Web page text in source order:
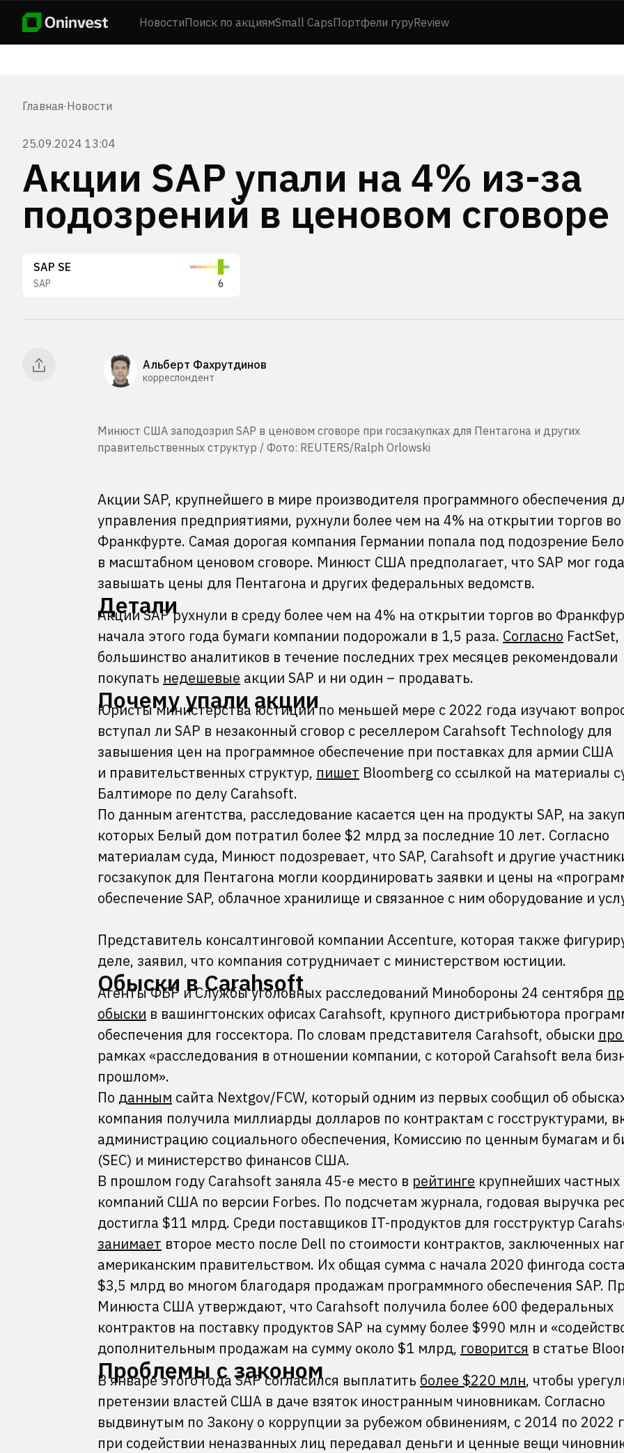
НовостиПоиск по акциямSmall CapsПортфели гуруReview
Главная·Новости
25.09.2024 13:04
Акции SAP упали на 4% из-за
подозрений в ценовом сговоре
SAP SE
SAP 6
Альберт Фахрутдинов
корреспондент
Минюст США заподозрил SAP в ценовом сговоре при госзакупках для Пентагона и других
правительственных структур / Фото: REUTERS/Ralph Orlowski
Акции SAP, крупнейшего в мире производителя программного обеспечения
управления предприятиями, рухнули более чем на 4% на открытии торгов во
Франкфурте. Самая дорогая компания Германии попала под подозрение
в масштабном ценовом сговоре. Минюст США предполагает, что SAP мог
завышать цены для Пентагона и других федеральных ведомств.
Детали
Акции SAP рухнули в среду более чем на 4% на открытии торгов во
начала этого года бумаги компании подорожали в 1,5 раза. Согласно FactSet,
большинство аналитиков в течение последних трех месяцев рекомендовали
покупать недешевые акции SAP и ни один – продавать.
Почему упали акции
Юристы министерства юстиции по меньшей мере с 2022 года изучают
вступал ли SAP в незаконный сговор с реселлером Carahsoft Technology для
завышения цен на программное обеспечение при поставках для армии США
и правительственных структур, пишет Bloomberg со ссылкой на материалы
Балтиморе по делу Carahsoft.
По данным агентства, расследование касается цен на продукты SAP, на
которых Белый дом потратил более $2 млрд за последние 10 лет. Согласно
материалам суда, Минюст подозревает, что SAP, Carahsoft и другие
госзакупок для Пентагона могли координировать заявки и цены на
обеспечение SAP, облачное хранилище и связанное с ним оборудование и
Представитель консалтинговой компании Accenture, которая также
деле, заявил, что компания сотрудничает с министерством юстиции.
Обыски в Carahsoft
Агенты ФБР и Службы уголовных расследований Минобороны 24 сентября
обыски в вашингтонских офисах Carahsoft, крупного дистрибьютора
обеспечения для госсектора. По словам представителя Carahsoft, обыски
рамках «расследования в отношении компании, с которой Carahsoft вела
прошлом».
По данным сайта Nextgov/FCW, который одним из первых сообщил об
компания получила миллиарды долларов по контрактам с госструктурами,
администрацию социального обеспечения, Комиссию по ценным бумагам и
(SEC) и министерство финансов США.
В прошлом году Carahsoft заняла 45-е место в рейтинге крупнейших частных
компаний США по версии Forbes. По подсчетам журнала, годовая выручка
достигла $11 млрд. Среди поставщиков IT-продуктов для госструктур
занимает второе место после Dell по стоимости контрактов, заключенных
американским правительством. Их общая сумма с начала 2020 фингода
$3,5 млрд во многом благодаря продажам программного обеспечения SAP.
Минюста США утверждают, что Carahsoft получила более 600 федеральных
контрактов на поставку продуктов SAP на сумму более $990 млн и
дополнительным продажам на сумму около $1 млрд, говорится в статье
Проблемы с законом
В январе этого года SAP согласился выплатить более $220 млн, чтобы
претензии властей США в даче взяток иностранным чиновникам. Согласно
выдвинутым по Закону о коррупции за рубежом обвинениям, с 2014 по 2022
при содействии неназванных лиц передавал деньги и ценные вещи